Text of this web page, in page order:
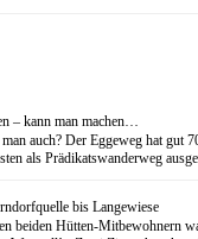
– kann man machen…
auch? Der Eggeweg hat gut
als Prädikatswanderweg
bis Langewiese
beiden Hütten-Mitbewohnern